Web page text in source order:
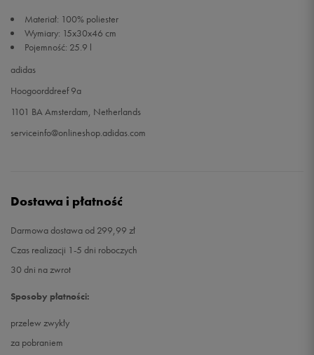
Materiał: 100% poliester
Wymiary: 15x30x46 cm
Pojemność: 25.9 l
adidas
Hoogoorddreef 9a
1101 BA Amsterdam, Netherlands
serviceinfo@onlineshop.adidas.com
Dostawa i płatność
Darmowa dostawa od 299,99 zł
Czas realizacji 1-5 dni roboczych
30 dni na zwrot
Sposoby płatności:
przelew zwykły
za pobraniem